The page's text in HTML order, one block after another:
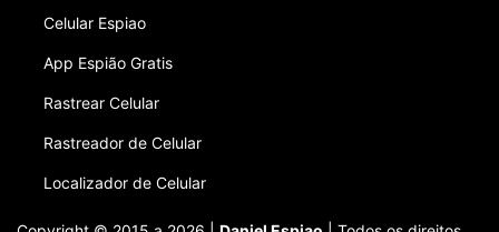
Celular Espiao
App Espião Gratis
Rastrear Celular
Rastreador de Celular
Localizador de Celular